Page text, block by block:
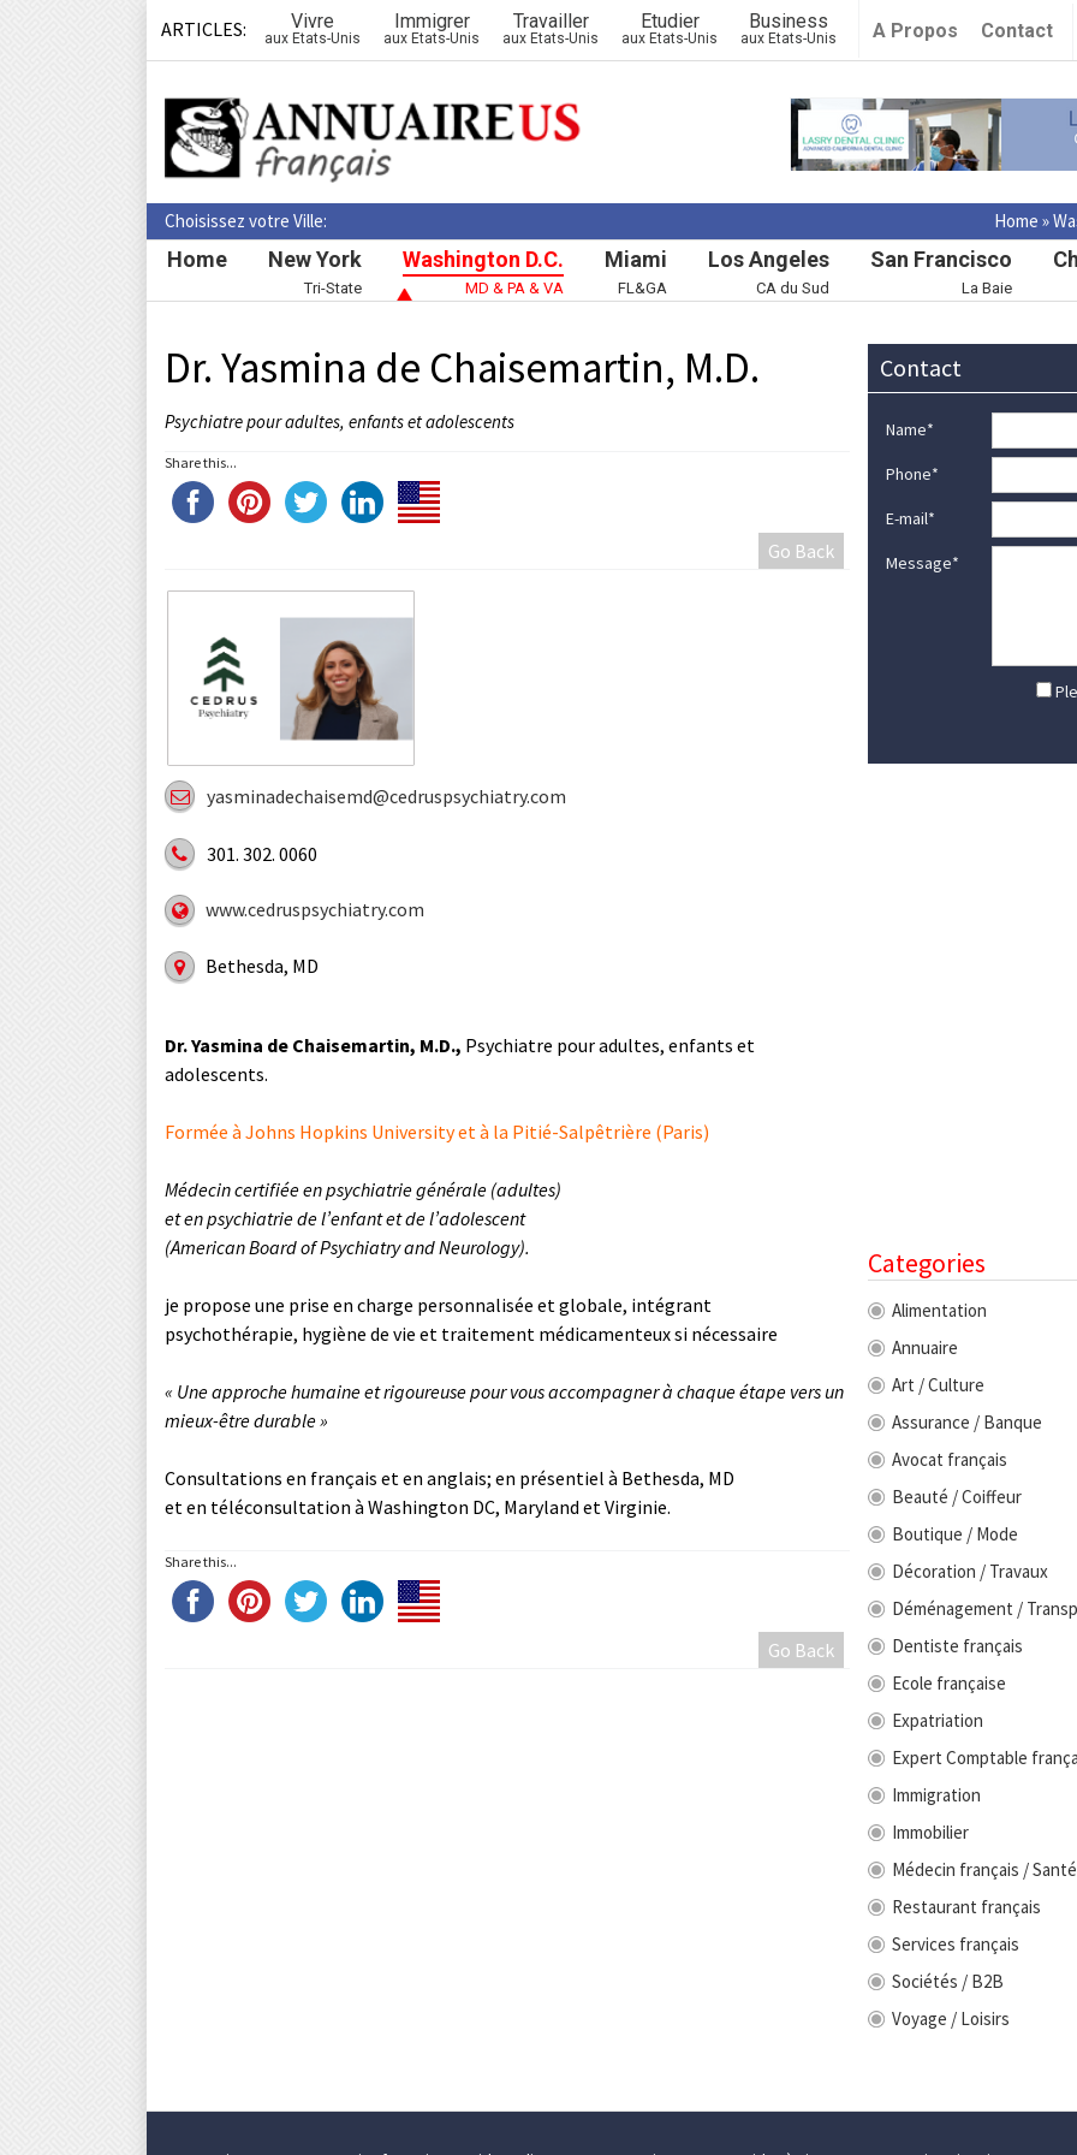
ARTICLES: Vivre
aux Etats-Unis
Immigrer
aux Etats-Unis
Travailler
aux Etats-Unis
Etudier
aux Etats-Unis
Business
aux Etats-Unis A Propos Contact
Choisissez votre Ville: Home »
Home New York
Tri-State
Washington D.C.
MD & PA & VA
Miami
FL&GA
Los Angeles
CA du Sud
San Francisco
La Baie
Dr. Yasmina de Chaisemartin, M.D.
Psychiatre pour adultes, enfants et adolescents
Share this...
Go Back
yasminadechaisemd@cedruspsychiatry.com
301. 302. 0060
www.cedruspsychiatry.com
Bethesda, MD
Dr. Yasmina de Chaisemartin, M.D., Psychiatre pour adultes, enfants et
adolescents.
Formée à Johns Hopkins University et à la Pitié-Salpêtrière (Paris)
Médecin certifiée en psychiatrie générale (adultes)
et en psychiatrie de l’enfant et de l’adolescent
(American Board of Psychiatry and Neurology).
je propose une prise en charge personnalisée et globale, intégrant
psychothérapie, hygiène de vie et traitement médicamenteux si nécessaire
« Une approche humaine et rigoureuse pour vous accompagner à chaque étape vers un
mieux-être durable »
Consultations en français et en anglais; en présentiel à Bethesda, MD
et en téléconsultation à Washington DC, Maryland et Virginie.
Share this...
Go Back
Contact
Name*
Phone*
E-mail*
Message*
Categories
Alimentation
Annuaire
Art / Culture
Assurance / Banque
Avocat français
Beauté / Coiffeur
Boutique / Mode
Décoration / Travaux
Déménagement /
Dentiste français
Ecole française
Expatriation
Expert Comptable
Immigration
Immobilier
Médecin français / Santé
Restaurant français
Services français
Sociétés / B2B
Voyage / Loisirs